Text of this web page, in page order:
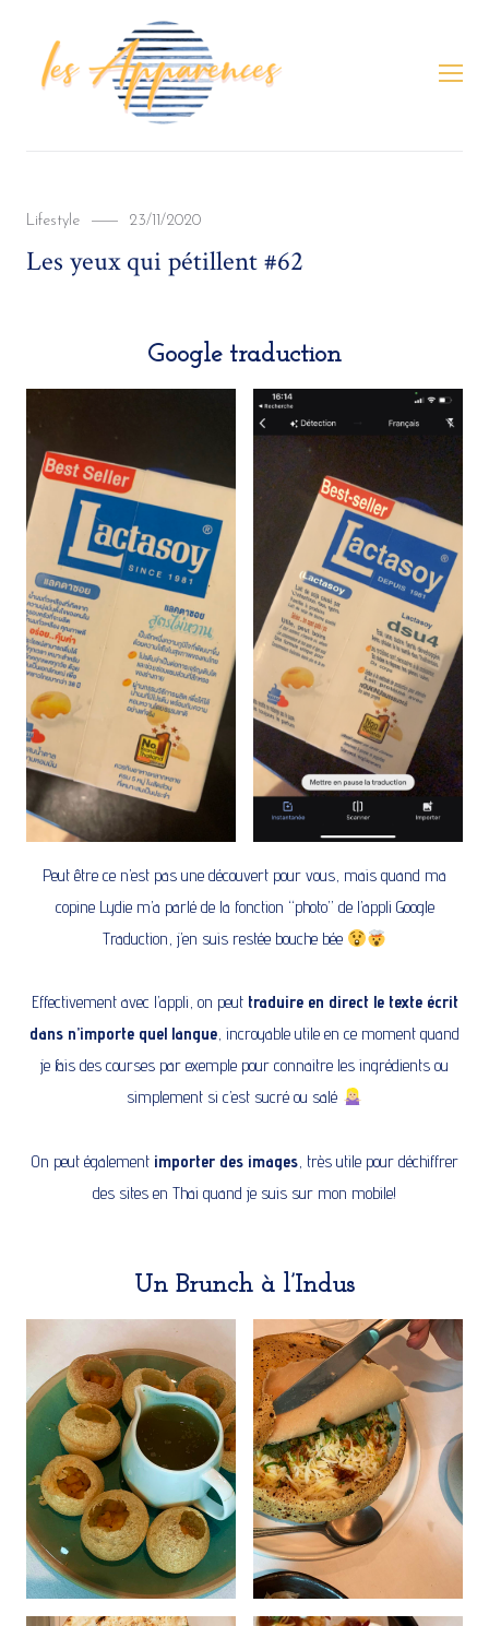
LES APPARENCES
Categories
Lifestyle
Posted
23/11/2020
Les yeux qui pétillent #62
Google traduction
Peut être ce n’est pas une découvert pour vous, mais quand ma
copine Lydie m’a parlé de la fonction “photo” de l’appli Google
Traduction, j’en suis restée bouche bée
Effectivement avec l’appli, on peut traduire en direct le texte écrit
dans n’importe quel langue, incroyable utile en ce moment quand
je fais des courses par exemple pour connaitre les ingrédients ou
simplement si c’est sucré ou salé
On peut également importer des images, très utile pour déchiffrer
des sites en Thai quand je suis sur mon mobile!
Un Brunch à l’Indus